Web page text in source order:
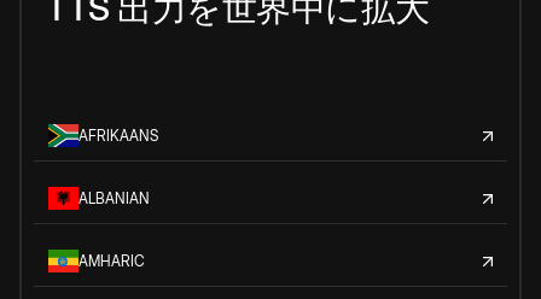
AFRIKAANS
ALBANIAN
AMHARIC